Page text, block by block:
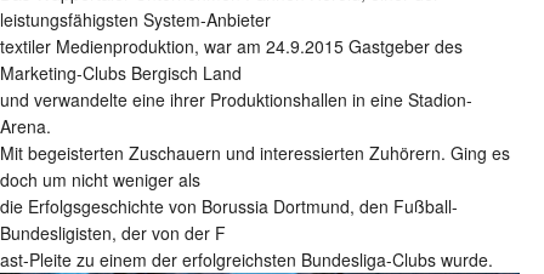
leistungsfähigsten System-Anbieter
textiler Medienproduktion, war am 24.9.2015 Gastgeber des
Marketing-Clubs Bergisch Land
und verwandelte eine ihrer Produktionshallen in eine Stadion-
Arena.
Mit begeisterten Zuschauern und interessierten Zuhörern. Ging es
doch um nicht weniger als
die Erfolgsgeschichte von Borussia Dortmund, den Fußball-
Bundesligisten, der von der F
ast-Pleite zu einem der erfolgreichsten Bundesliga-Clubs wurde.